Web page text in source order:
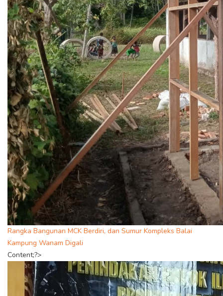
Rangka Bangunan MCK Berdiri, dan Sumur Kompleks Balai
Kampung Wanam Digali
Content;?>